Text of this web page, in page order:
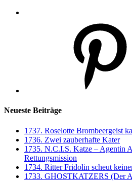
Neueste Beiträge
1737. Roselotte Brombeergeist
1736. Zwei zauberhafte Kater
1735. N.C.I.S. Katze – Agentin
Rettungsmission
1734. Ritter Fridolin scheut
1733. GHOSTKATZERS (Der